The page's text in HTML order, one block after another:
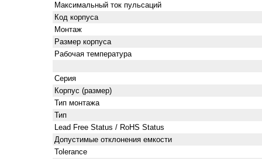
Максимальный ток пульсаций
Код корпуса
Монтаж
Размер корпуса
Рабочая температура
Серия
Корпус (размер)
Тип монтажа
Тип
Lead Free Status / RoHS Status
Допустимые отклонения емкости
Tolerance